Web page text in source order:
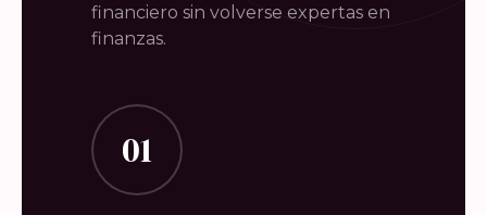
financiero sin volverse expertas en
finanzas.
01